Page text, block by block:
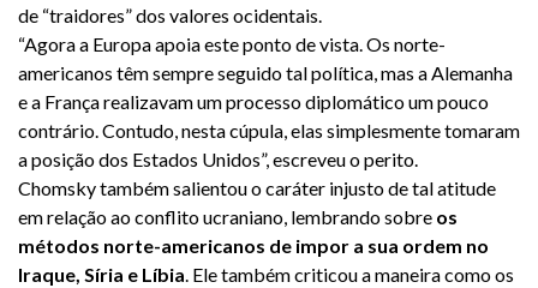
de “traidores” dos valores ocidentais.
“Agora a Europa apoia este ponto de vista. Os norte-
americanos têm sempre seguido tal política, mas a Alemanha
e a França realizavam um processo diplomático um pouco
contrário. Contudo, nesta cúpula, elas simplesmente tomaram
a posição dos Estados Unidos”, escreveu o perito.
Chomsky também salientou o caráter injusto de tal atitude
em relação ao conflito ucraniano, lembrando sobre os
métodos norte-americanos de impor a sua ordem no
Iraque, Síria e Líbia. Ele também criticou a maneira como os